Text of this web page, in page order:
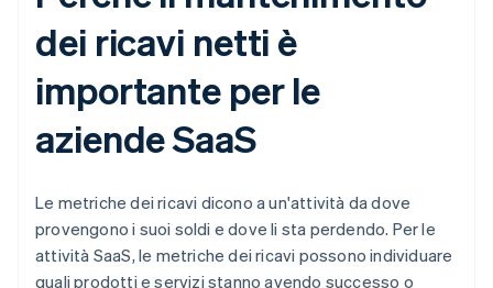
dei ricavi netti è
importante per le
aziende SaaS
Le metriche dei ricavi dicono a un'attività da dove
provengono i suoi soldi e dove li sta perdendo. Per le
attività SaaS, le metriche dei ricavi possono individuare
quali prodotti e servizi stanno avendo successo o